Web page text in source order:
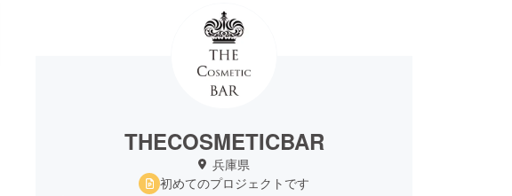
THECOSMETICBAR
兵庫県
初めてのプロジェクトです